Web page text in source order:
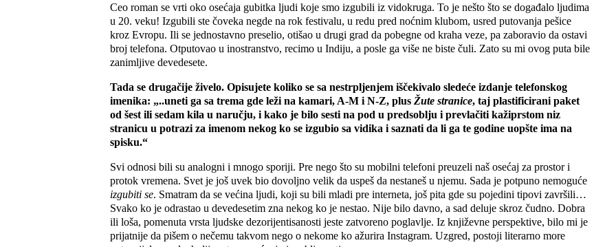
Ceo roman se vrti oko osećaja gubitka ljudi koje smo izgubili iz vidokruga. To je nešto što se događalo ljudima
u 20. veku! Izgubili ste čoveka negde na rok festivalu, u redu pred noćnim klubom, usred putovanja pešice
kroz Evropu. Ili se jednostavno preselio, otišao u drugi grad da pobegne od kraha veze, pa zaboravio da ostavi
broj telefona. Otputovao u inostranstvo, recimo u Indiju, a posle ga više ne biste čuli. Zato su mi ovog puta bile
zanimljive devedesete.
Tada se drugačije živelo. Opisujete koliko se sa nestrpljenjem iščekivalo sledeće izdanje telefonskog
imenika: „..uneti ga sa trema gde leži na kamari, A-M i N-Z, plus Žute stranice, taj plastificirani paket
od šest ili sedam kila u naručju, i kako je bilo sesti na pod u predsoblju i prevlačiti kažiprstom niz
stranicu u potrazi za imenom nekog ko se izgubio sa vidika i saznati da li ga te godine uopšte ima na
spisku.“
Svi odnosi bili su analogni i mnogo sporiji. Pre nego što su mobilni telefoni preuzeli naš osećaj za prostor i
protok vremena. Svet je još uvek bio dovoljno velik da uspeš da nestaneš u njemu. Sada je potpuno nemoguće
izgubiti se. Smatram da se većina ljudi, koji su bili mladi pre interneta, još pita gde su pojedini tipovi završili…
Svako ko je odrastao u devedesetim zna nekog ko je nestao. Nije bilo davno, a sad deluje skroz čudno. Dobra
ili loša, pomenuta vrsta ljudske dezorijentisanosti jeste zatvoreno poglavlje. Iz književne perspektive, bilo mi je
prijatnije da pišem o nečemu takvom nego o nekome ko ažurira Instagram. Uzgred, postoji literarno more